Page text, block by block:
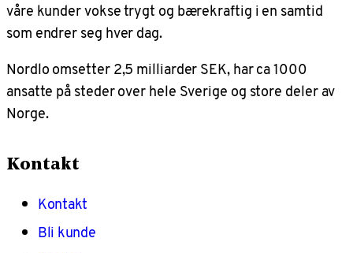
våre kunder vokse trygt og bærekraftig i en samtid
som endrer seg hver dag.
Nordlo omsetter 2,5 milliarder SEK, har ca 1000
ansatte på steder over hele Sverige og store deler av
Norge.
Kontakt
Kontakt
Bli kunde